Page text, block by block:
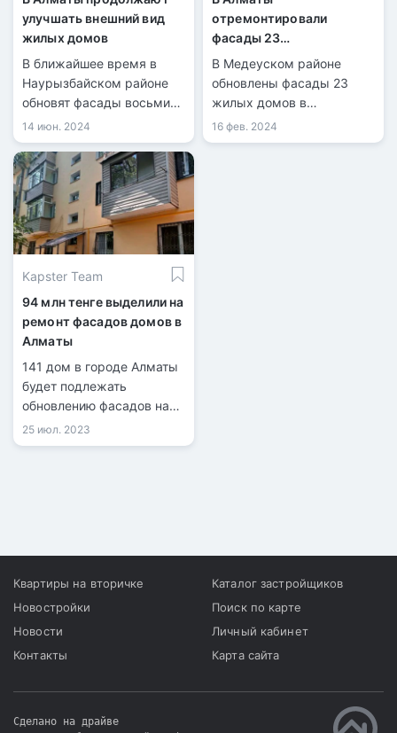
улучшать внешний вид
жилых домов
В ближайшее время в
Наурызбайском районе
обновят фасады восьми
многоэтажных домов.
14 июн. 2024
отремонтировали
фасады 23
многоквартирных домов
В Медеуском районе
обновлены фасады 23
жилых домов в
микрорайонах
«Самал-3», «Думан-2», а
16 фев. 2024
Kapster Team
94 млн тенге выделили на
ремонт фасадов домов в
Алматы
141 дом в городе Алматы
будет подлежать
обновлению фасадов на
бюджетные деньги. Дома
располагаются в
25 июл. 2023
Квартиры на вторичке
Новостройки
Новости
Контакты
Каталог застройщиков
Поиск по карте
Личный кабинет
Карта сайта
Сделано на драйве